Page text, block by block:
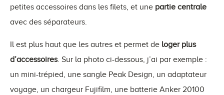
petites accessoires dans les filets, et une partie centrale
avec des séparateurs.
Il est plus haut que les autres et permet de loger plus
d’accessoires. Sur la photo ci-dessous, j’ai par exemple :
un mini-trépied, une sangle Peak Design, un adaptateur
voyage, un chargeur Fujifilm, une batterie Anker 20100